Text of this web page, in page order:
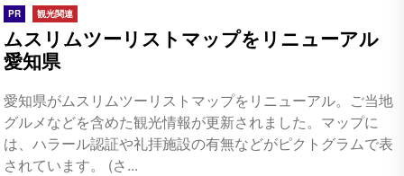
PR 観光関連
ムスリムツーリストマップをリニューアル
愛知県
愛知県がムスリムツーリストマップをリニューアル。ご当地
グルメなどを含めた観光情報が更新されました。マップに
は、ハラール認証や礼拝施設の有無などがピクトグラムで表
されています。 (さ...